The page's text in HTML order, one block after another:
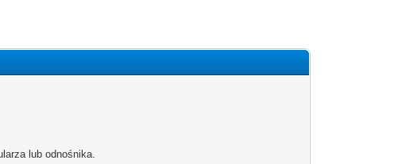
lub odnośnika.